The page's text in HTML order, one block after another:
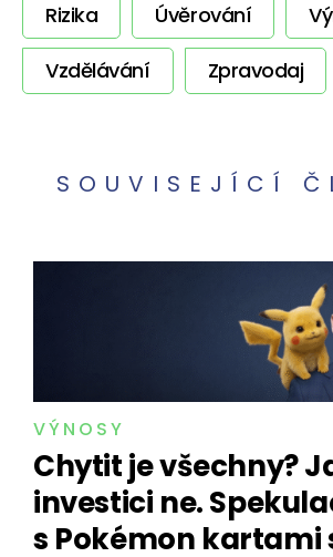
Rizika
Úvěrování
Vzdělávání
Zpravodaj
SOUVISEJÍCÍ
VÝNOSY
Chytit je všechny?
investici ne.
s Pokémon kartami